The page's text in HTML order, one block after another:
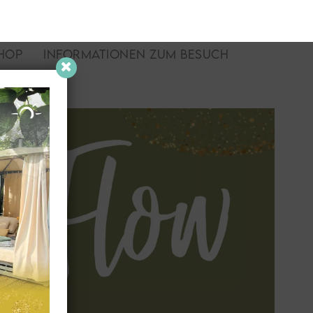
INFORMATIONEN ZUM BESUCH